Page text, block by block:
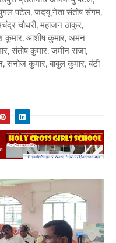
पटेल, जदयू नेता संतोष संगम,
चौधरी, महाजन ठाकुर,
कुमार, आशीष कुमार, अमन
संतोष कुमार, जमीन राजा,
सनोज कुमार, बाबुल कुमार, बंटी